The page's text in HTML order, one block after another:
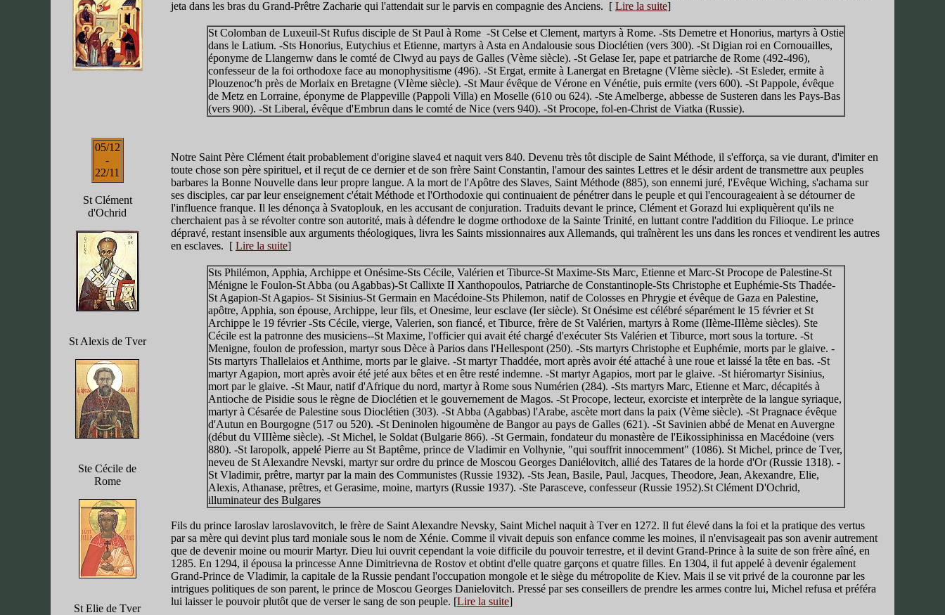
jeta dans les bras du Grand-Prêtre Zacharie qui l'attendait sur le parvis en compagnie des Anciens. [ Lire la suite]
St Colomban de Luxeuil-St Rufus disciple de St Paul à Rome -St Celse et Clement, martyrs à Rome. -Sts Demetre et Honorius, martyrs à Ostie
dans le Latium. -Sts Honorius, Eutychius et Etienne, martyrs à Asta en Andalousie sous Dioclétien (vers 300). -St Digian roi en Cornouailles,
éponyme de Llangernw dans le comté de Clwyd au pays de Galles (Vème siècle). -St Gelase Ier, pape et patriarche de Rome (492-496),
confesseur de la foi orthodoxe face au monophysitisme (496). -St Ergat, ermite à Lanergat en Bretagne (VIème siècle). -St Esleder, ermite à
Plouzenoc'h près de Morlaix en Bretagne (VIème siècle). -St Maur évêque de Vérone en Vénétie, puis ermite (vers 600). -St Pappole, évêque
de Metz en Lorraine, éponyme de Plappeville (Pappoli Villa) en Moselle (610 ou 624). -Ste Amelberge, abbesse de Susteren dans les Pays-Bas
(vers 900). -St Liberal, évêque d'Embrun dans le comté de Nice (vers 940). -St Procope, fol-en-Christ de Viatka (Russie).
05/12
-
22/11
St Clément
d'Ochrid
St Alexis de Tver
Ste Cécile de
Rome
St Elie de Tver
Notre Saint Père Clément était probablement d'origine slave4 et naquit vers 840. Devenu très tôt disciple de Saint Méthode, il s'efforça, sa vie durant, d'imiter en
toute chose son père spirituel, et il reçut de ce dernier et de son frère Saint Constantin, l'amour des saintes Lettres et le désir ardent de transmettre aux peuples
barbares la Bonne Nouvelle dans leur propre langue. A la mort de l'Apôtre des Slaves, Saint Méthode (885), son ennemi juré, l'Evêque Wiching, s'achama sur
ses disciples, car par leur enseignement c'était Méthode et l'Orthodoxie qui continuaient de pénétrer dans le peuple et qui l'encourageaient à se détourner de
l'influence franque. Il les dénonça à Svatoplouk, en les accusant de conjuration. Traduits devant le prince, Clément et Gorazd lui expliquèrent qu'ils ne
cherchaient pas à se révolter contre son autorité, mais à défendre le dogme orthodoxe de la Sainte Trinité, en luttant contre l'addition du Filioque. Le prince
dépravé, restant insensible aux arguments théologiques, livra les Saints missionnaires aux Allemands, qui traînèrent les uns dans les ronces et vendirent les autres
en esclaves. [ Lire la suite]
Sts Philémon, Apphia, Archippe et Onésime-Sts Cécile, Valérien et Tiburce-St Maxime-Sts Marc, Etienne et Marc-St Procope de Palestine-St
Ménigne le Foulon-St Abba (ou Agabbas)-St Callixte II Xanthopoulos, Patriarche de Constantinople-Sts Christophe et Euphémie-Sts Thadée-
St Agapion-St Agapios- St Sisinius-St Germain en Macédoine-Sts Philemon, natif de Colosses en Phrygie et évêque de Gaza en Palestine,
apôtre, Apphia, son épouse, Archippe, leur fils, et Onesime, leur esclave (Ier siècle). St Onésime est célébré séparément le 15 février et St
Archippe le 19 février -Sts Cécile, vierge, Valerien, son fiancé, et Tiburce, frère de St Valérien, martyrs à Rome (IIème-IIIème siècles). Ste
Cécile est la patronne des musiciens--St Maxime, l'officier qui avait été chargé d'exécuter Sts Valérien et Tiburce, mort sous la torture. -St
Menigne, foulon de profession, martyr sous Dèce à Parios dans l'Hellespont (250). -Sts martyrs Christophe et Euphémie, morts par le glaive. -
Sts martyrs Thallelaios et Anthime, morts par le glaive. -St martyr Thaddée, mort après avoir été attaché à une roue et laissé la tête en bas. -St
martyr Agapion, mort après avoir été jeté aux bêtes et en être resté indemne. -St martyr Agapios, mort par le glaive. -St hiéromartyr Sisinius,
mort par le glaive. -St Maur, natif d'Afrique du nord, martyr à Rome sous Numérien (284). -Sts martyrs Marc, Etienne et Marc, décapités à
Antioche de Pisidie sous le règne de Dioclétien et le gouvernement de Magos. -St Procope, lecteur, exorciste et interprète de la langue syriaque,
martyr à Césarée de Palestine sous Dioclétien (303). -St Abba (Agabbas) l'Arabe, ascète mort dans la paix (Vème siècle). -St Pragnace évêque
d'Autun en Bourgogne (517 ou 520). -St Deninolen higoumène de Bangor au pays de Galles (621). -St Savinien abbé de Menat en Auvergne
(début du VIIIème siècle). -St Michel, le Soldat (Bulgarie 866). -St Germain, fondateur du monastère de l'Eikossiphinissa en Macédoine (vers
880). -St Iaropolk, appelé Pierre au St Baptême, prince de Vladimir en Volhynie, "qui souffrit innocemment" (1086). St Michel, prince de Tver,
neveu de St Alexandre Nevski, martyr sur ordre du prince de Moscou Georges Daniélovitch, allié des Tatares de la horde d'Or (Russie 1318). -
St Vladimir, prêtre, martyr par la main des Communistes (Russie 1932). -Sts Jean, Basile, Paul, Jacques, Theodore, Jean, Akexandre, Elie,
Alexis, Athanase, prêtres, et Gerasime, moine, martyrs (Russie 1937). -Ste Parasceve, confesseur (Russie 1952).St Clément D'Ochrid,
illuminateur des Bulgares
Fils du prince Iaroslav laroslavovitch, le frère de Saint Alexandre Nevsky, Saint Michel naquit à Tver en 1272. Il fut élevé dans la foi et la pratique des vertus
par sa mère qui devint plus tard moniale sous le nom de Xénie. Comme il vivait depuis son enfance comme les moines, il n'envisageait pas son avenir autrement
que de devenir moine ou mourir Martyr. Dieu lui ouvrit cependant la voie difficile du pouvoir terrestre, et il devint Grand-Prince à la suite de son frère aîné, en
1285. En 1294, il épousa la princesse Anne Dimitrievna de Rostov et obtint d'elle quatre garçons et quatre filles. En 1304, il fut appelé à devenir également
Grand-Prince de Vladimir, la capitale de la Russie pendant l'occupation mongole et le siège du métropolite de Kiev. Mais il se vit privé de la couronne par les
intrigues politiques de son parent, le prince de Moscou Georges Danielovitch. Pressé par ses conseillers de prendre les armes contre lui, Michel refusa et préféra
lui laisser le pouvoir plutôt que de verser le sang de son peuple. [Lire la suite]